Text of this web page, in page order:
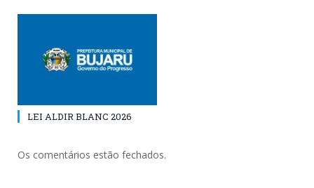
LEI ALDIR BLANC 2026
Os comentários estão fechados.